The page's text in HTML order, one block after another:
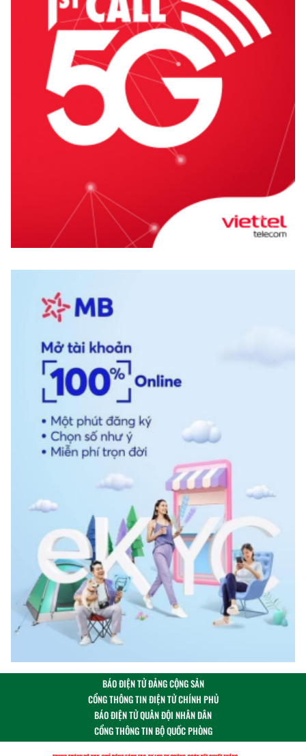
BÁO ĐIỆN TỬ ĐẢNG CỘNG SẢN
CỔNG THÔNG TIN ĐIỆN TỬ CHÍNH PHỦ
BÁO ĐIỆN TỬ QUÂN ĐỘI NHÂN DÂN
CỔNG THÔNG TIN BỘ QUỐC PHÒNG